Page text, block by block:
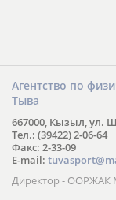
Агентство по
Тыва
667000, Кызыл, ул.
Тел.: (39422) 2-06-64
Факс: 2-33-09
E-mail:
Директор - ООРЖАК